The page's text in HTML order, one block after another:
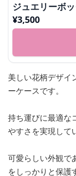
ジュエリーボ
¥3,500
美しい花柄デザイ
ーケースです。
持ち運びに最適な
やすさを実現して
可愛らしい外観で
をしっかりと保護